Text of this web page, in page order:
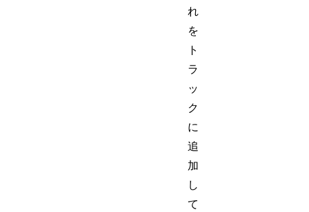
れ
を
ト
ラ
ッ
ク
に
追
加
し
て